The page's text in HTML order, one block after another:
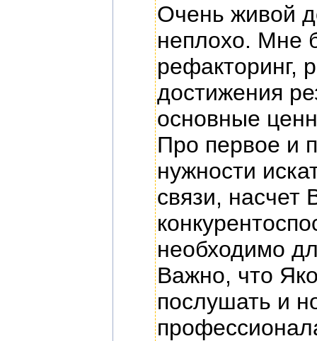
Очень живой
неплохо. Мне
рефакторинг,
достижения
основные
Про первое и
нужности
связи,
необходимо
Важно, что
послушать и